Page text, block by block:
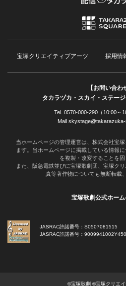
宝塚クリエイティブアーツ 採用情
【お問い合わ
タカラヅカ・スカイ・ステー
Tel. 0570-000-290（10:00～
Mail
当ホームページの管理運営は、株式会社宝
ます。当ホームページに掲載している情報
を複製・改変することを固
また、阪急電鉄並びに宝塚歌劇団、宝塚ク
真等著作物についても無断転載
宝塚歌劇公式ホー
JASRAC許諾番号：S0507081515
JASRAC許諾番号：
©宝塚歌劇 ©宝塚クリエイ